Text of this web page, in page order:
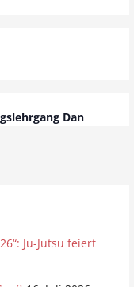
Dan
Ju-Jutsu feiert